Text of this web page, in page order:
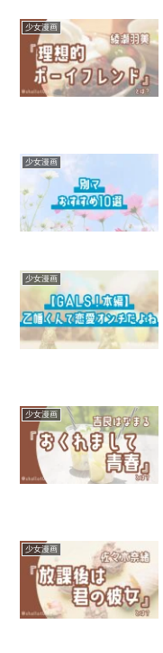
少女漫画
少女漫画
少女漫画
少女漫画
少女漫画